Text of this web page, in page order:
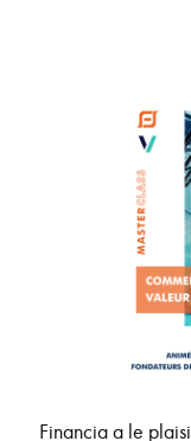
Financia a le